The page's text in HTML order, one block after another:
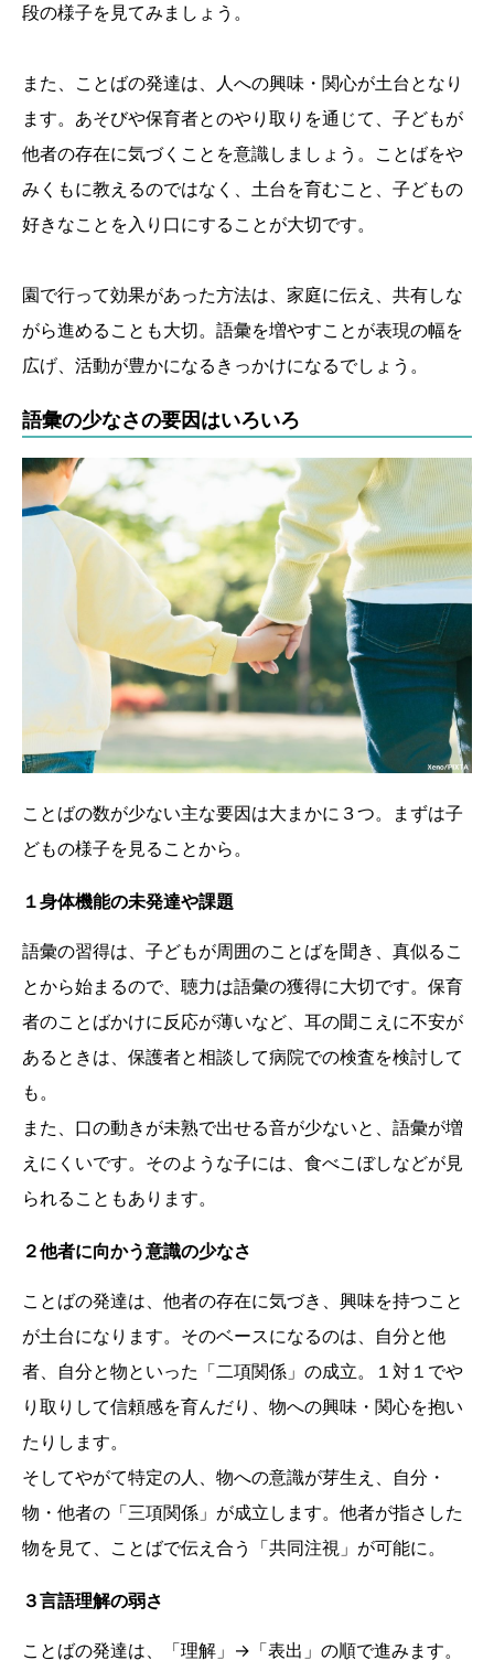
段の様子を見てみましょう。
また、ことばの発達は、人への興味・関心が土台となり
ます。あそびや保育者とのやり取りを通じて、子どもが
他者の存在に気づくことを意識しましょう。ことばをや
みくもに教えるのではなく、土台を育むこと、子どもの
好きなことを入り口にすることが大切です。
園で行って効果があった方法は、家庭に伝え、共有しな
がら進めることも大切。語彙を増やすことが表現の幅を
広げ、活動が豊かになるきっかけになるでしょう。
語彙の少なさの要因はいろいろ
ことばの数が少ない主な要因は大まかに３つ。まずは子
どもの様子を見ることから。
１身体機能の未発達や課題
語彙の習得は、子どもが周囲のことばを聞き、真似るこ
とから始まるので、聴力は語彙の獲得に大切です。保育
者のことばかけに反応が薄いなど、耳の聞こえに不安が
あるときは、保護者と相談して病院での検査を検討して
も。
また、口の動きが未熟で出せる音が少ないと、語彙が増
えにくいです。そのような子には、食べこぼしなどが見
られることもあります。
２他者に向かう意識の少なさ
ことばの発達は、他者の存在に気づき、興味を持つこと
が土台になります。そのベースになるのは、自分と他
者、自分と物といった「二項関係」の成立。１対１でや
り取りして信頼感を育んだり、物への興味・関心を抱い
たりします。
そしてやがて特定の人、物への意識が芽生え、自分・
物・他者の「三項関係」が成立します。他者が指さした
物を見て、ことばで伝え合う「共同注視」が可能に。
３言語理解の弱さ
ことばの発達は、「理解」→「表出」の順で進みます。